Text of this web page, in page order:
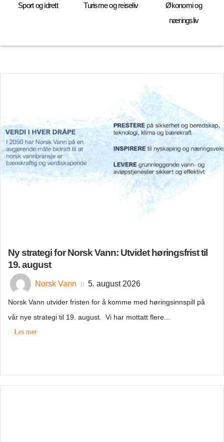
Sport og idrett Turisme og reiseliv
Økonomi og
næringsliv
Ny strategi for Norsk Vann: Utvidet høringsfrist til
19. august
Norsk Vann 5. august 2026
Norsk Vann utvider fristen for å komme med høringsinnspill på
vår nye strategi til 19. august. Vi har mottatt flere...
Les mer